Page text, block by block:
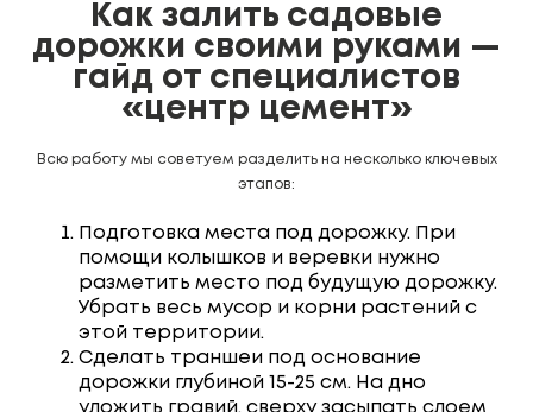
как залить садовые
дорожки своими руками —
гайд от специалистов
«центр цемент»
Всю работу мы советуем разделить на несколько ключевых
этапов:
Подготовка места под дорожку. При
помощи колышков и веревки нужно
разметить место под будущую дорожку.
Убрать весь мусор и корни растений с
этой территории.
Сделать траншеи под основание
дорожки глубиной 15-25 см. На дно
уложить гравий, сверху засыпать слоем